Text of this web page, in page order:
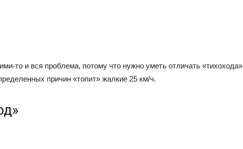
то и вся проблема, потому что нужно уметь отличать «тихохода»
причин «топит» жалкие 25 км/ч.